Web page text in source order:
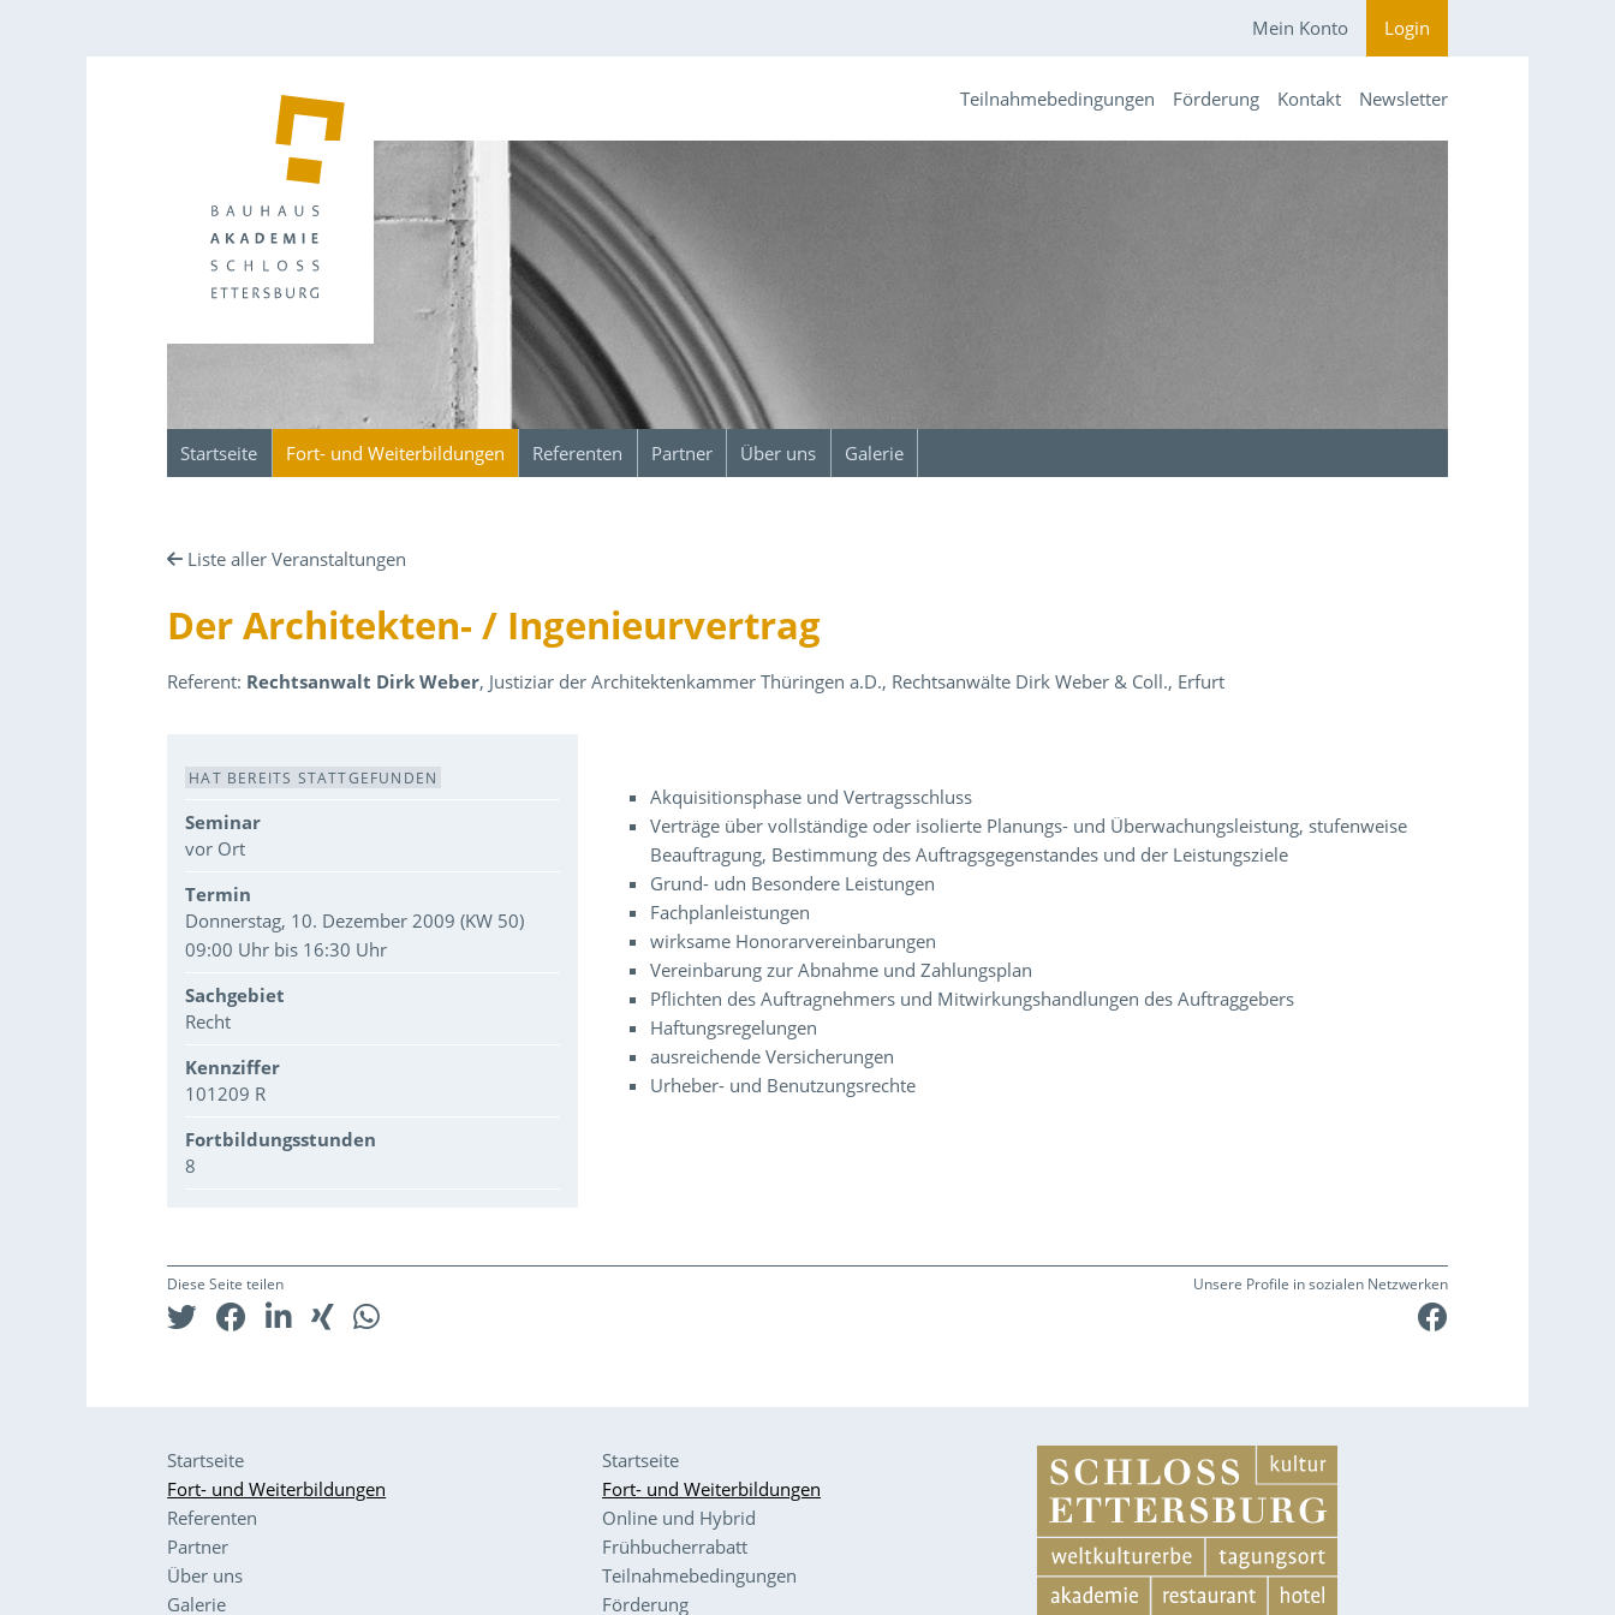
Mein Konto Login
Startseite Fort- und Weiterbildungen Referenten Partner Über uns Galerie
Teilnahmebedingungen Förderung Kontakt Newsletter
Liste aller Veranstaltungen
Der Architekten- / Ingenieurvertrag
Referent: Rechtsanwalt Dirk Weber, Justiziar der Architektenkammer Thüringen a.D., Rechtsanwälte Dirk Weber & Coll., Erfurt
Veranstaltungsdaten
HAT BEREITS STATTGEFUNDEN
Seminar
vor Ort
Termin
Donnerstag, 10. Dezember 2009 (KW 50)
09:00 Uhr bis 16:30 Uhr
Sachgebiet
Recht
Kennziffer
101209 R
Fortbildungsstunden
8
Akquisitionsphase und Vertragsschluss
Verträge über vollständige oder isolierte Planungs- und Überwachungsleistung, stufenweise
Beauftragung, Bestimmung des Auftragsgegenstandes und der Leistungsziele
Grund- udn Besondere Leistungen
Fachplanleistungen
wirksame Honorarvereinbarungen
Vereinbarung zur Abnahme und Zahlungsplan
Pflichten des Auftragnehmers und Mitwirkungshandlungen des Auftraggebers
Haftungsregelungen
ausreichende Versicherungen
Urheber- und Benutzungsrechte
Diese Seite teilen Unsere Profile in sozialen Netzwerken
Startseite
Fort- und Weiterbildungen
Referenten
Partner
Über uns
Galerie
Startseite
Fort- und Weiterbildungen
Online und Hybrid
Frühbucherrabatt
Teilnahmebedingungen
Förderung